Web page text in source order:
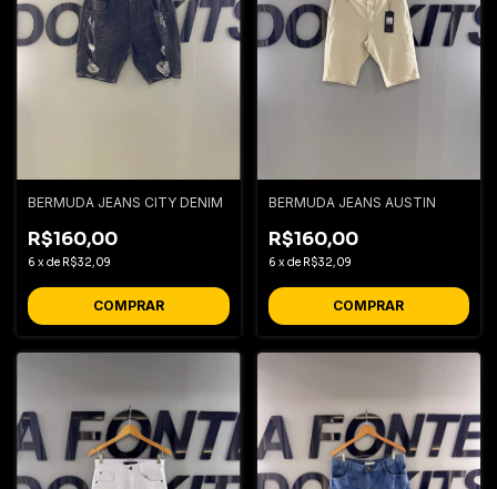
BERMUDA JEANS CITY DENIM
R$160,00
6 xde R$32,09
COMPRAR
BERMUDA JEANS AUSTIN
R$160,00
6 xde R$32,09
COMPRAR